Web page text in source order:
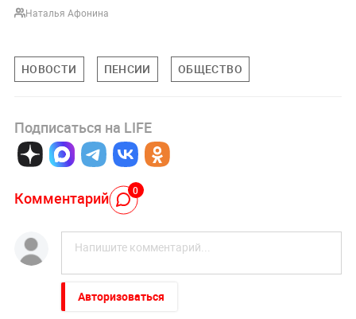
Наталья Афонина
НОВОСТИ ПЕНСИИ ОБЩЕСТВО
Подписаться на LIFE
Комментарий 0
Авторизоваться